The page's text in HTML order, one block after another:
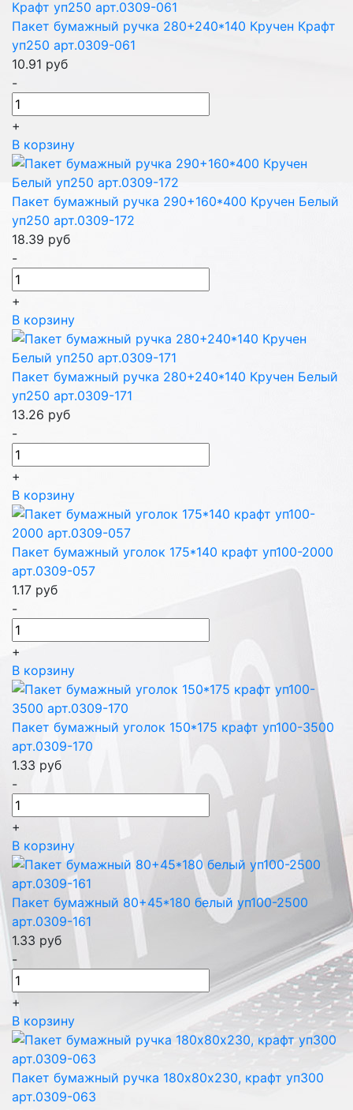
Пакет бумажный ручка 280+240*140 Кручен Крафт
уп250 арт.0309-061
10.91 руб
-
+
В корзину
Пакет бумажный ручка 290+160*400 Кручен Белый
уп250 арт.0309-172
18.39 руб
-
+
В корзину
Пакет бумажный ручка 280+240*140 Кручен Белый
уп250 арт.0309-171
13.26 руб
-
+
В корзину
Пакет бумажный уголок 175*140 крафт уп100-2000
арт.0309-057
1.17 руб
-
+
В корзину
Пакет бумажный уголок 150*175 крафт уп100-3500
арт.0309-170
1.33 руб
-
+
В корзину
Пакет бумажный 80+45*180 белый уп100-2500
арт.0309-161
1.33 руб
-
+
В корзину
Пакет бумажный ручка 180х80х230, крафт уп300
арт.0309-063